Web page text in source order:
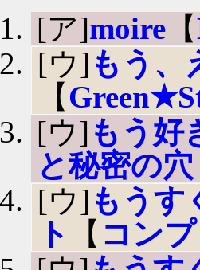
[ア]moire 【
[ウ] もう
【
[ウ] もう好
と秘密の
[ウ] もうす
ト
【 コン